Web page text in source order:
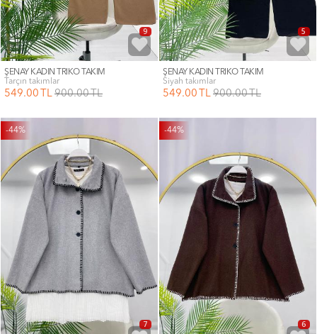
9
ŞENAY KADIN TRİKO TAKIM
tarçın takımlar
549.00 TL 900.00TL
5
ŞENAY KADIN TRİKO TAKIM
siyah takımlar
549.00 TL 900.00TL
-44%
7
-44%
6